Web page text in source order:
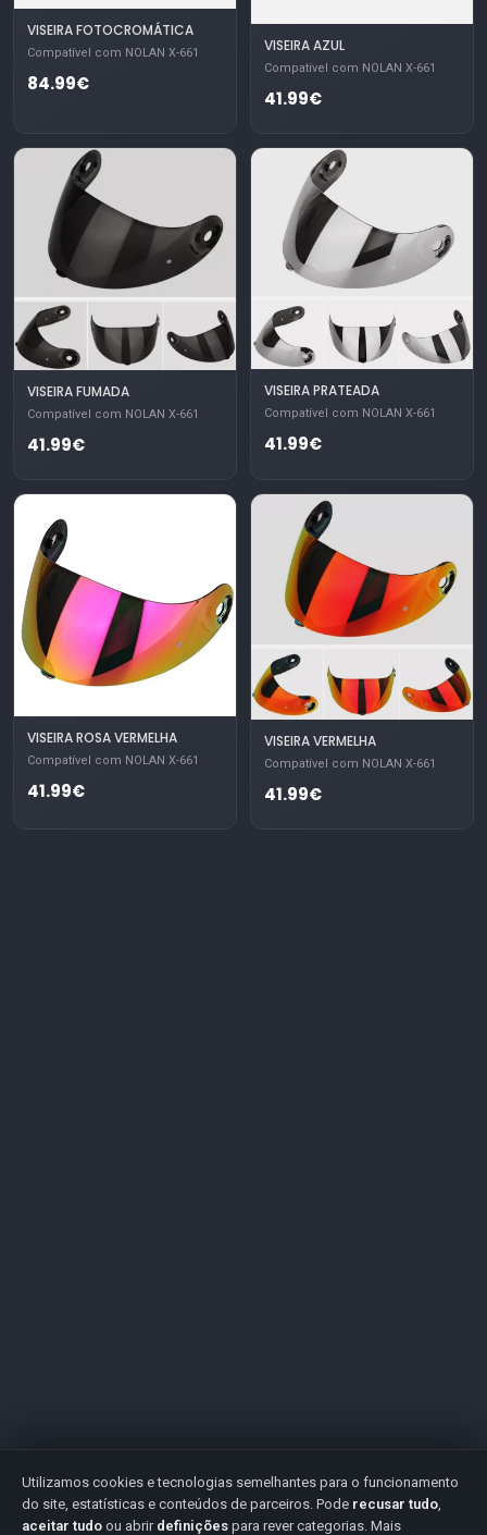
VISEIRA FOTOCROMÁTICA
Compatível com NOLAN X-661
84.99€
VISEIRA AZUL
Compatível com NOLAN X-661
41.99€
VISEIRA FUMADA
Compatível com NOLAN X-661
41.99€
VISEIRA PRATEADA
Compatível com NOLAN X-661
41.99€
VISEIRA ROSA VERMELHA
Compatível com NOLAN X-661
41.99€
VISEIRA VERMELHA
Compatível com NOLAN X-661
41.99€
Utilizamos cookies e tecnologias semelhantes para o funcionamento
do site, estatísticas e conteúdos de parceiros. Pode recusar tudo,
aceitar tudo ou abrir definições para rever categorias. Mais